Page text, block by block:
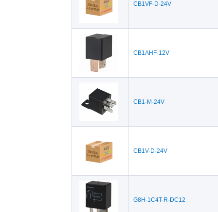
CB1VF-D-24V
CB1AHF-12V
CB1-M-24V
CB1V-D-24V
G8H-1C4T-R-DC12